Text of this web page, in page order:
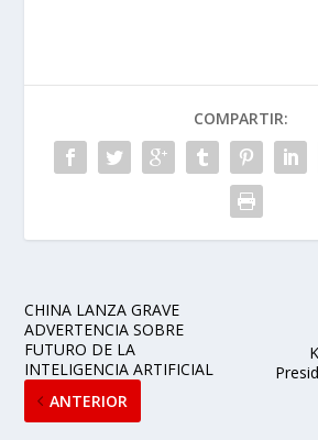
COMPARTIR:
CHINA LANZA GRAVE
ADVERTENCIA SOBRE
FUTURO DE LA
INTELIGENCIA ARTIFICIAL
ANTERIOR